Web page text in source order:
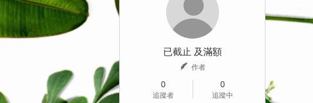
已截止 及滿額
作者
0
追蹤者
0
追蹤中